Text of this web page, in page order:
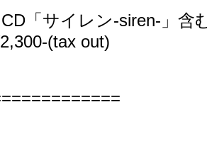
「サイレン-siren-」含
(tax out)